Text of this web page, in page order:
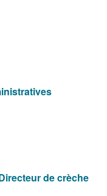
de crèche